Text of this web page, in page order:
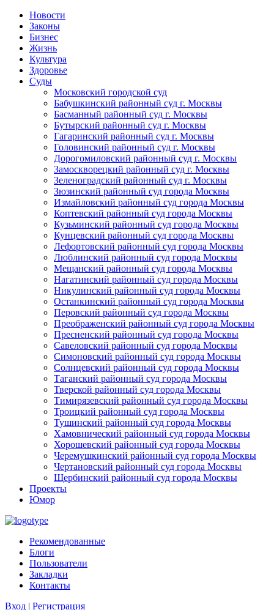
Новости
Законы
Бизнес
Жизнь
Культура
Здоровье
Суды
Московский городской суд
Бабушкинский районный суд г. Москвы
Басманный районный суд г. Москвы
Бутырский районный суд г. Москвы
Гагаринский районный суд г. Москвы
Головинский районный суд г. Москвы
Дорогомиловский районный суд г. Москвы
Замоскворецкий районный суд г. Москвы
Зеленоградский районный суд г. Москвы
Зюзинский районный суд города Москвы
Измайловский районный суд города Москвы
Коптевский районный суд города Москвы
Кузьминский районный суд города Москвы
Кунцевский районный суд города Москвы
Лефортовский районный суд города Москвы
Люблинский районный суд города Москвы
Мещанский районный суд города Москвы
Нагатинский районный суд города Москвы
Никулинский районный суд города Москвы
Останкинский районный суд города Москвы
Перовский районный суд города Москвы
Преображенский районный суд города Москвы
Пресненский районный суд города Москвы
Савеловский районный суд города Москвы
Симоновский районный суд города Москвы
Солнцевский районный суд города Москвы
Таганский районный суд города Москвы
Тверской районный суд города Москвы
Тимирязевский районный суд города Москвы
Троицкий районный суд города Москвы
Тушинский районный суд города Москвы
Хамовнический районный суд города Москвы
Хорошевский районный суд города Москвы
Черемушкинский районный суд города Москвы
Чертановский районный суд города Москвы
Щербинский районный суд города Москвы
Проекты
Юмор
Рекомендованные
Блоги
Пользователи
Закладки
Контакты
Вход | Регистрация